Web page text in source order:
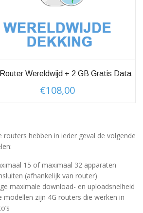
Wereldwijd + 2 GB Gratis Data
€108,00
routers hebben in ieder geval de volgende
15 of maximaal 32 apparaten
(afhankelijk van router)
maximale download- en uploadsnelheid
modellen zijn 4G routers die werken in